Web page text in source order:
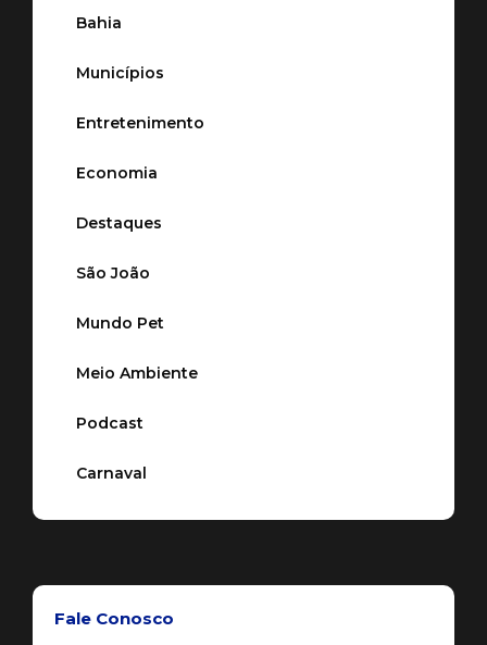
Bahia
Municípios
Entretenimento
Economia
Destaques
São João
Mundo Pet
Meio Ambiente
Podcast
Carnaval
Fale Conosco